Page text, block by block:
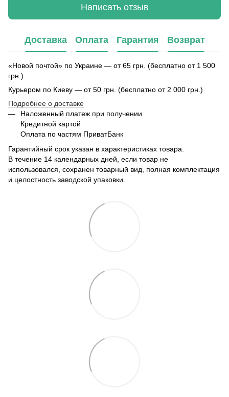
Написать отзыв
Доставка Оплата Гарантия Возврат
«Новой почтой» по Украине — от 65 грн. (бесплатно от 1 500
грн.)
Курьером по Киеву — от 50 грн. (бесплатно от 2 000 грн.)
Подробнее о доставке
Наложенный платеж при получении
Кредитной картой
Оплата по частям ПриватБанк
Гарантийный срок указан в характеристиках товара.
В течение 14 календарных дней, если товар не
использовался, сохранен товарный вид, полная комплектация
и целостность заводской упаковки.